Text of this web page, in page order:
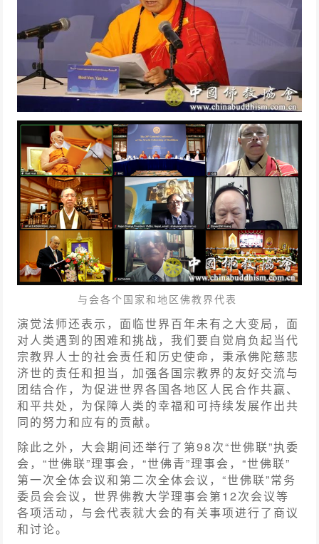
与会各个国家和地区佛教界代表
演觉法师还表示，面临世界百年未有之大变局，面
对人类遇到的困难和挑战，我们要自觉肩负起当代
宗教界人士的社会责任和历史使命，秉承佛陀慈悲
济世的责任和担当，加强各国宗教界的友好交流与
团结合作，为促进世界各国各地区人民合作共赢、
和平共处，为保障人类的幸福和可持续发展作出共
同的努力和应有的贡献。
除此之外，大会期间还举行了第98次“世佛联”执委
会，“世佛联”理事会，“世佛青”理事会，“世佛联”
第一次全体会议和第二次全体会议，“世佛联”常务
委员会会议，世界佛教大学理事会第12次会议等
各项活动，与会代表就大会的有关事项进行了商议
和讨论。